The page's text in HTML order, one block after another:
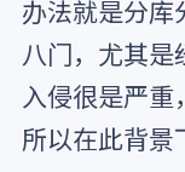
办法就是分库
八门，尤其
入侵很是严重
所以在此背景